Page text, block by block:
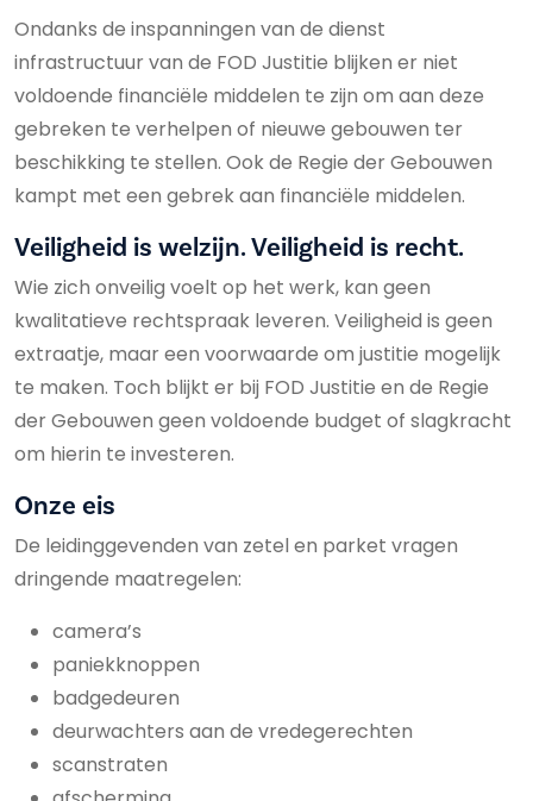
Ondanks de inspanningen van de dienst
infrastructuur van de FOD Justitie blijken er niet
voldoende financiële middelen te zijn om aan deze
gebreken te verhelpen of nieuwe gebouwen ter
beschikking te stellen. Ook de Regie der Gebouwen
kampt met een gebrek aan financiële middelen.
Veiligheid is welzijn. Veiligheid is recht.
Wie zich onveilig voelt op het werk, kan geen
kwalitatieve rechtspraak leveren. Veiligheid is geen
extraatje, maar een voorwaarde om justitie mogelijk
te maken. Toch blijkt er bij FOD Justitie en de Regie
der Gebouwen geen voldoende budget of slagkracht
om hierin te investeren.
Onze eis
De leidinggevenden van zetel en parket vragen
dringende maatregelen:
camera’s
paniekknoppen
badgedeuren
deurwachters aan de vredegerechten
scanstraten